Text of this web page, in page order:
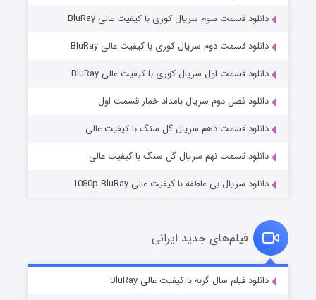
مردگان متحرک: شهر مرده ۳
قسمت۲ (زیرنویس) منتشر شد
قسمت۷ (زیرنویس) منتشر شد
دانلود قسمت سوم سریال کوری با کیفیت عالی BluRay
دانلود قسمت دوم سریال کوری با کیفیت عالی BluRay
دانلود قسمت اول سریال کوری با کیفیت عالی BluRay
دانلود فصل دوم سریال بامداد خمار قسمت اول
دانلود قسمت دهم سریال گل سنگ با کیفیت عالی
دانلود قسمت نهم سریال گل سنگ با کیفیت عالی
دانلود سریال بی عاطفه با کیفیت عالی 1080p BluRay
فیلم‌های جدید ایرانی
دانلود فیلم سال گربه با کیفیت عالی BluRay